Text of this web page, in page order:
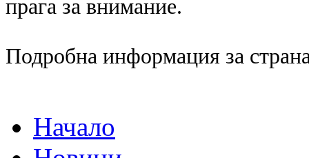
прага за внимание.
Подробна информация за
Начало